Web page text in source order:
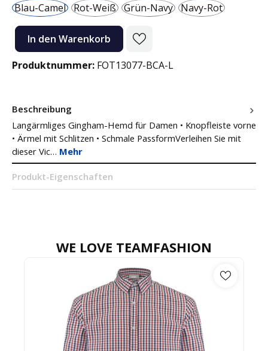
Blau-Camel Rot-Weiß Grün-Navy Navy-Rot
Produkt Anzahl: Gib den gewünschten Wert ein oder benutze die
In den Warenkorb
Produktnummer: FOT13077-BCA-L
Beschreibung
Langärmliges Gingham-Hemd für Damen • Knopfleiste vorne
• Ärmel mit Schlitzen • Schmale PassformVerleihen Sie mit
dieser Vic… Mehr
Produkt-Eigenschaften
WE LOVE TEAMFASHION